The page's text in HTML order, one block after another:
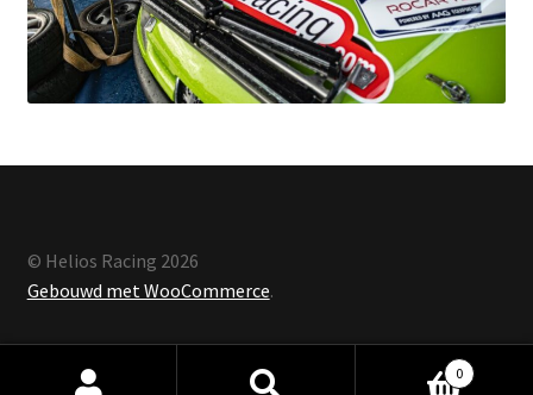
© Helios Racing 2026
Gebouwd met WooCommerce.
0